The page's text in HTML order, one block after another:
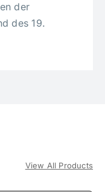
der
des 19.
View All Products